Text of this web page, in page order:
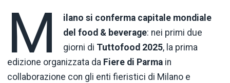
M
ilano si conferma capitale mondiale
del food & beverage: nei primi due
giorni di Tuttofood 2025, la prima
edizione organizzata da Fiere di Parma in
collaborazione con gli enti fieristici di Milano e